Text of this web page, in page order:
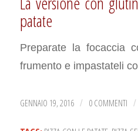
patate
Preparate la focaccia
frumento e impastateli
GENNAIO 19, 2016 / 0 COMMENTI /